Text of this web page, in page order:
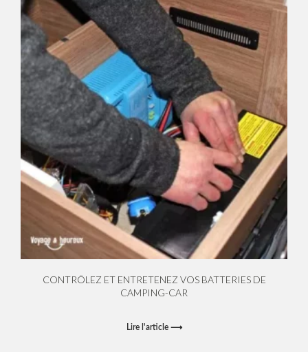
CONTRÔLEZ ET ENTRETENEZ VOS BATTERIES DE
CAMPING-CAR
Lire l'article ⟶